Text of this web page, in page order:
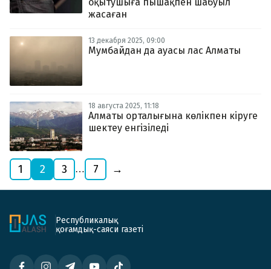
жасаған
13 декабря 2025, 09:00
Мумбайдан да ауасы лас Алматы
18 августа 2025, 11:18
Алматы орталығына көлікпен кіруге
шектеу енгізіледі
1 2 3 … 7 →
Республикалық
қоғамдық-саяси газеті